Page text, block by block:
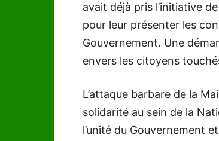
avait déjà pris l’initiative
pour leur présenter les
Gouvernement. Une
envers les citoyens
L’attaque barbare de la
solidarité au sein de la
l’unité du Gouvernement